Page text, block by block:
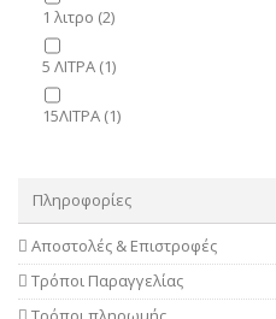
1 λιτρο (2)
5 ΛΙΤΡΑ (1)
15ΛΙΤΡΑ (1)
Πληροφορίες
Αποστολές & Επιστροφές
Τρόποι Παραγγελίας